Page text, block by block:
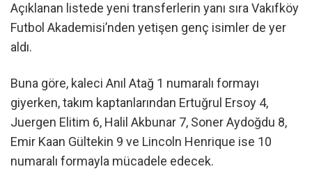
Açıklanan listede yeni transferlerin yanı sıra Vakıfköy
Futbol Akademisi’nden yetişen genç isimler de yer
aldı.
Buna göre, kaleci Anıl Atağ 1 numaralı formayı
giyerken, takım kaptanlarından Ertuğrul Ersoy 4,
Juergen Elitim 6, Halil Akbunar 7, Soner Aydoğdu 8,
Emir Kaan Gültekin 9 ve Lincoln Henrique ise 10
numaralı formayla mücadele edecek.